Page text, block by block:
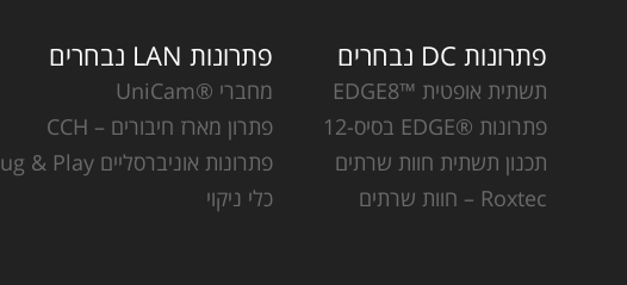
פתרונות DC נבחרים
תשתית אופטית ™EDGE8
פתרונות ®EDGE בסיס-12
תכנון תשתית חוות שרתים
Roxtec – חוות שרתים
פתרונות LAN נבחרים
מחברי ®UniCam
פתרון מארז חיבורים – CCH
פתרונות אוניברסליים Plug & Play
כלי ניקוי